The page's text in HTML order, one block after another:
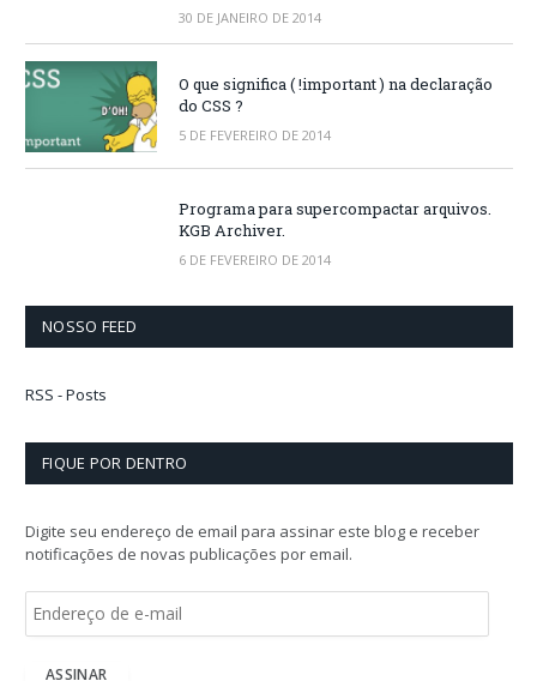
30 DE JANEIRO DE 2014
O que significa ( !important ) na declaração
do CSS ?
5 DE FEVEREIRO DE 2014
Programa para supercompactar arquivos.
KGB Archiver.
6 DE FEVEREIRO DE 2014
NOSSO FEED
RSS - Posts
FIQUE POR DENTRO
Digite seu endereço de email para assinar este blog e receber
notificações de novas publicações por email.
ASSINAR